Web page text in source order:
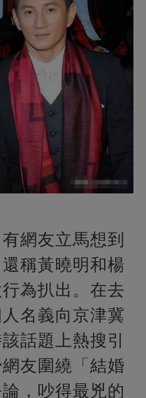
網友立馬想到
稱黃曉明和楊
為扒出。在去
名義向京津冀
話題上熱搜引
友圍繞「結婚
，吵得最兇的